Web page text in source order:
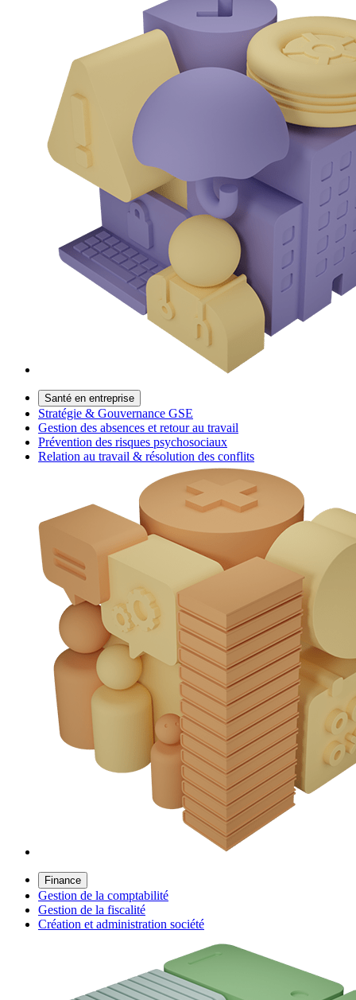
Santé en entreprise
Stratégie & Gouvernance GSE
Gestion des absences et retour au travail
Prévention des risques psychosociaux
Relation au travail & résolution des conflits
Finance
Gestion de la comptabilité
Gestion de la fiscalité
Création et administration société